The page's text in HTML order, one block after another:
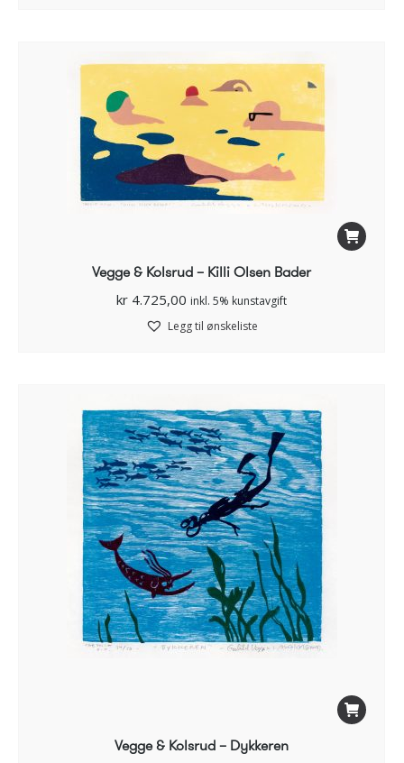
Vegge & Kolsrud – Killi Olsen Bader
kr 4.725,00 inkl. 5% kunstavgift
Legg til ønskeliste
Vegge & Kolsrud – Dykkeren